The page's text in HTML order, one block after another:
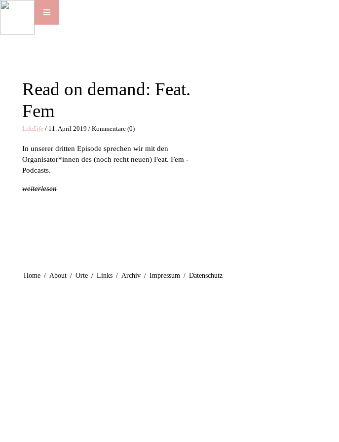
Read on demand: Feat.
Fem
LifeLife/ 11. April 2019 / Kommentare (0)
In unserer dritten Episode sprechen wir mit den
Organisator*innen des (noch recht neuen) Feat. Fem -
Podcasts.
weiterlesen
Home / About / Orte / Links / Archiv / Impressum / Datenschutz